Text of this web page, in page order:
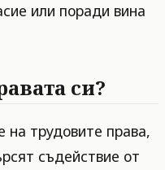
или поради вина
си?
трудовите права,
съдействие от